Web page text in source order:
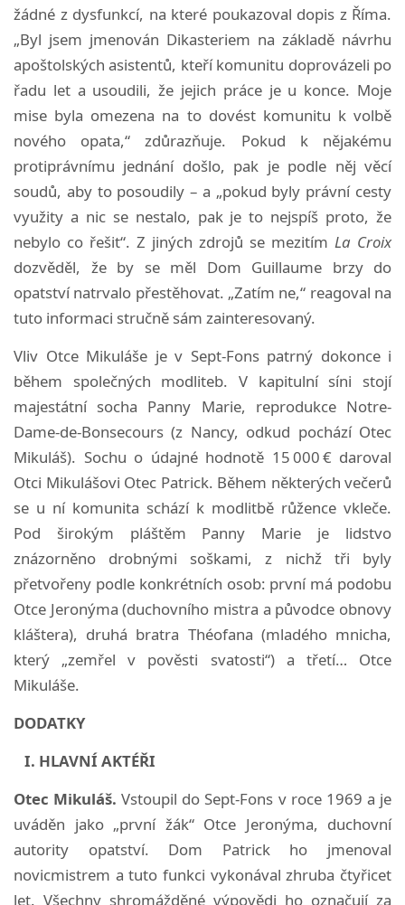
žádné z dysfunkcí, na které poukazoval dopis z Říma.
„Byl jsem jmenován Dikasteriem na základě návrhu
apoštolských asistentů, kteří komunitu doprovázeli po
řadu let a usoudili, že jejich práce je u konce. Moje
mise byla omezena na to dovést komunitu k volbě
nového opata,“ zdůrazňuje. Pokud k nějakému
protiprávnímu jednání došlo, pak je podle něj věcí
soudů, aby to posoudily – a „pokud byly právní cesty
využity a nic se nestalo, pak je to nejspíš proto, že
nebylo co řešit“. Z jiných zdrojů se mezitím La Croix
dozvěděl, že by se měl Dom Guillaume brzy do
opatství natrvalo přestěhovat. „Zatím ne,“ reagoval na
tuto informaci stručně sám zainteresovaný.
Vliv Otce Mikuláše je v Sept-Fons patrný dokonce i
během společných modliteb. V kapitulní síni stojí
majestátní socha Panny Marie, reprodukce Notre-
Dame-de-Bonsecours (z Nancy, odkud pochází Otec
Mikuláš). Sochu o údajné hodnotě 15 000 € daroval
Otci Mikulášovi Otec Patrick. Během některých večerů
se u ní komunita schází k modlitbě růžence vkleče.
Pod širokým pláštěm Panny Marie je lidstvo
znázorněno drobnými soškami, z nichž tři byly
přetvořeny podle konkrétních osob: první má podobu
Otce Jeronýma (duchovního mistra a původce obnovy
kláštera), druhá bratra Théofana (mladého mnicha,
který „zemřel v pověsti svatosti“) a třetí… Otce
Mikuláše.
DODATKY
I. HLAVNÍ AKTÉŘI
Otec Mikuláš. Vstoupil do Sept-Fons v roce 1969 a je
uváděn jako „první žák“ Otce Jeronýma, duchovní
autority opatství. Dom Patrick ho jmenoval
novicmistrem a tuto funkci vykonával zhruba čtyřicet
let. Všechny shromážděné výpovědi ho označují za